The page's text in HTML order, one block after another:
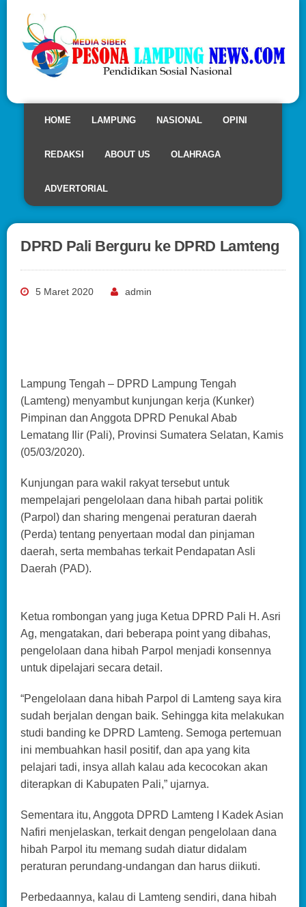
HOME LAMPUNG NASIONAL OPINI
REDAKSI ABOUT US OLAHRAGA
ADVERTORIAL
DPRD Pali Berguru ke DPRD Lamteng
5 Maret 2020 admin
Lampung Tengah – DPRD Lampung Tengah
(Lamteng) menyambut kunjungan kerja (Kunker)
Pimpinan dan Anggota DPRD Penukal Abab
Lematang Ilir (Pali), Provinsi Sumatera Selatan, Kamis
(05/03/2020).
Kunjungan para wakil rakyat tersebut untuk
mempelajari pengelolaan dana hibah partai politik
(Parpol) dan sharing mengenai peraturan daerah
(Perda) tentang penyertaan modal dan pinjaman
daerah, serta membahas terkait Pendapatan Asli
Daerah (PAD).
Ketua rombongan yang juga Ketua DPRD Pali H. Asri
Ag, mengatakan, dari beberapa point yang dibahas,
pengelolaan dana hibah Parpol menjadi konsennya
untuk dipelajari secara detail.
“Pengelolaan dana hibah Parpol di Lamteng saya kira
sudah berjalan dengan baik. Sehingga kita melakukan
studi banding ke DPRD Lamteng. Semoga pertemuan
ini membuahkan hasil positif, dan apa yang kita
pelajari tadi, insya allah kalau ada kecocokan akan
diterapkan di Kabupaten Pali,” ujarnya.
Sementara itu, Anggota DPRD Lamteng I Kadek Asian
Nafiri menjelaskan, terkait dengan pengelolaan dana
hibah Parpol itu memang sudah diatur didalam
peraturan perundang-undangan dan harus diikuti.
Perbedaannya, kalau di Lamteng sendiri, dana hibah